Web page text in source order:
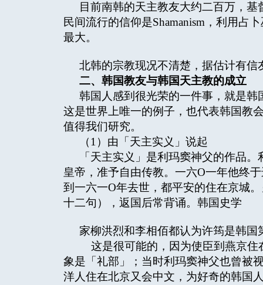
目前南韩的天主教友大约二百万，
民间流行的信仰是Shamanism，利用占
最大。
北韩的宗教现况不清楚，据估计有信
二、韩国教友与韩国天主教的成立
韩国人感到很光荣的一件事，就是
这是世界上唯一的例子，也代表韩国教
值得我们研究。
（1）由「天主实义」说起
「天主实义」是利玛窦神父的作品
皇帝，准予自由传教。一六O一年他终
到一六一O年去世，都平安的住在京城
十二句），返国后常背诵。韩国史学
家柳洪烈和李相佰都认为许筠是韩国
这是很可能的，因为使臣到燕京住
象是「礼部」；当时利玛窦神父也曾被
洋人住在北京又会中文，为好奇的韩国